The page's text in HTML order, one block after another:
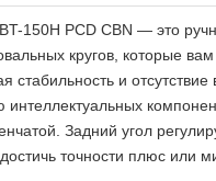
150H PCD CBN — это
кругов, которые
стабильность и
Задний угол
точности плюс или